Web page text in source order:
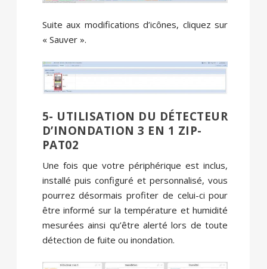
Suite aux modifications d’icônes, cliquez sur
« Sauver ».
5- UTILISATION DU DÉTECTEUR
D’INONDATION 3 EN 1 ZIP-
PAT02
Une fois que votre périphérique est inclus,
installé puis configuré et personnalisé, vous
pourrez désormais profiter de celui-ci pour
être informé sur la température et humidité
mesurées ainsi qu’être alerté lors de toute
détection de fuite ou inondation.